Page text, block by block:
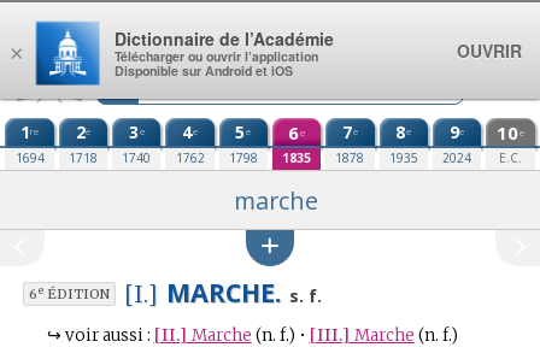
Aller au contenu
1re
1694
2e
1718
3e
1740
4e
1762
5e
1798
6e
1835
7e
1878
8e
1935
9e
2024
10e
E.C.
marche
6eÉDITION [I.] MARCHE. s. f.
↪ voir aussi : [II.] Marche (n. f.) • [III.] Marche (n. f.)
×
Dictionnaire de l’Académie
Télécharger ou ouvrir l’application
Disponible sur Android et iOS
OUVRIR